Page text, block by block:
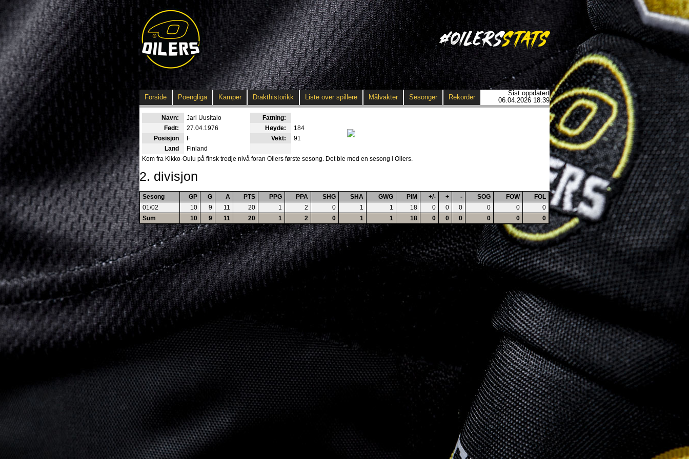
Forside Poengliga Kamper Drakthistorikk Liste over spillere Målvakter Sesonger Rekorder
Sist oppdatert
06.04.2026 18:39
Navn: Jari Uusitalo
Fatning:
Født:
27.04.1976 Høyde:
184
Posisjon
F Vekt:
91
Land
Finland
Kom fra Kikko-Oulu på finsk tredje nivå foran Oilers første sesong. Det ble med en sesong i Oilers.
2. divisjon
Sesong GP G A PTS PPG PPA SHG SHA GWG PIM +/- + - SOG FOW
FOL
01/02
10 9 11 20 1 2 0 1 1 18 0 0 0 0 0
0
Sum
10 9 11 20 1 2 0 1 1 18 0 0 0 0 0 0